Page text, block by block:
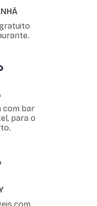
com bar
para o